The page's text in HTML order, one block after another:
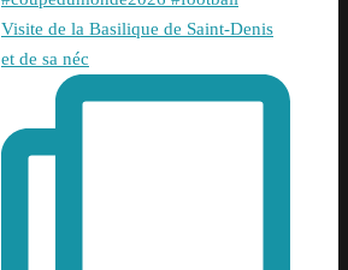
Visite de la Basilique de Saint-Denis
et de sa néc